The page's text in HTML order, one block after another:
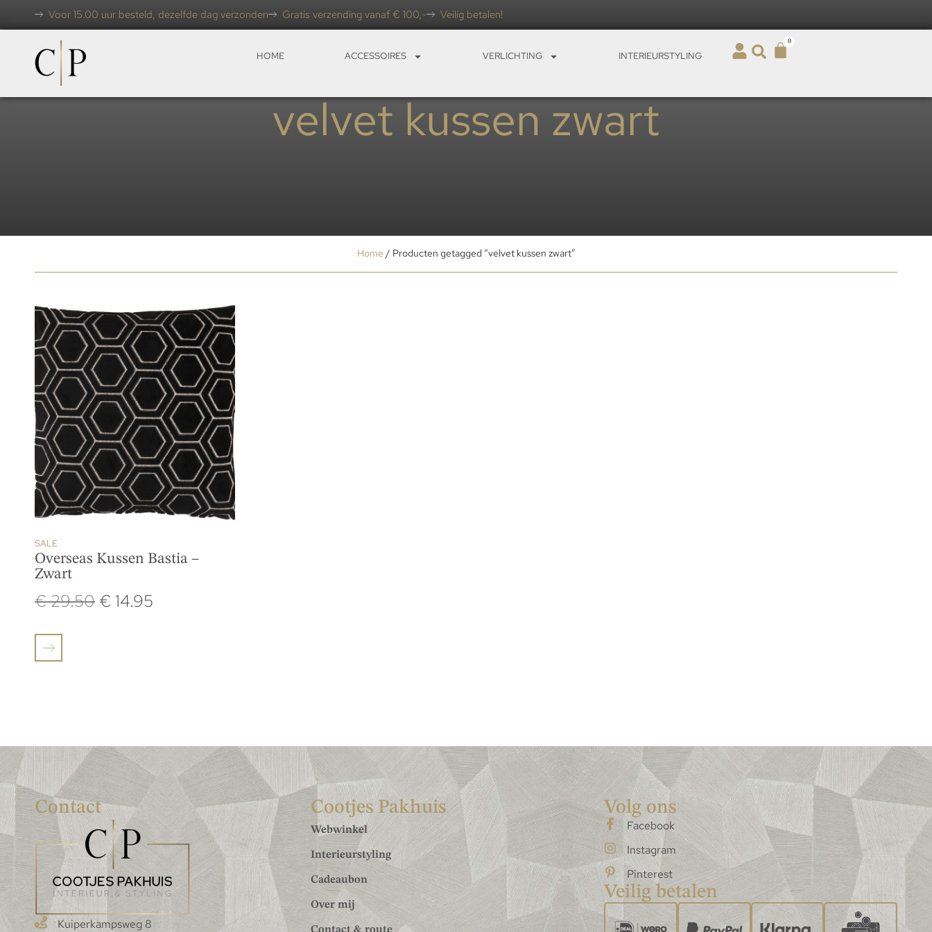
Voor 15.00 uur besteld, dezelfde dag verzonden Gratis verzending vanaf € 100,- Veilig betalen!
HOME ACCESSOIRES VERLICHTING INTERIEURSTYLING
0
velvet kussen zwart
Home / Producten getagged “velvet kussen zwart”
SALE
Overseas Kussen Bastia –
Zwart
€29.50 € 14.95
Contact
Kuiperkampsweg 8
Cootjes Pakhuis
Webwinkel
Interieurstyling
Cadeaubon
Over mij
Volg ons
Facebook
Instagram
Pinterest
Veilig betalen